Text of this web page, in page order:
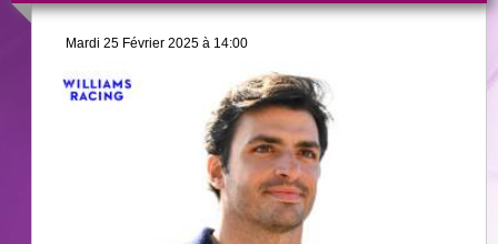
Mardi 25 Février 2025 à 14:00